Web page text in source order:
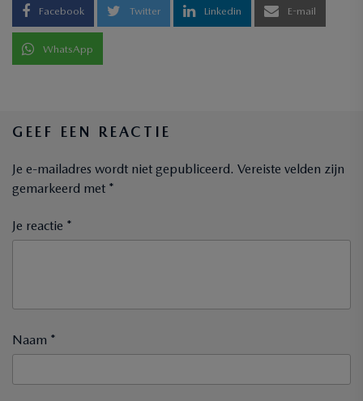
Facebook Twitter Linkedin E-mail
WhatsApp
GEEF EEN REACTIE
Je e-mailadres wordt niet gepubliceerd. Vereiste velden zijn
gemarkeerd met *
Je reactie *
Naam *